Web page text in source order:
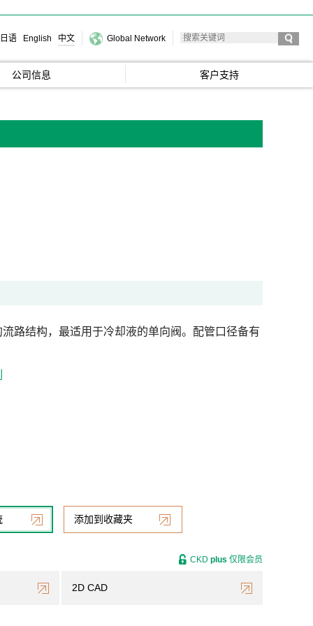
日语 English 中文 Global Network
公司信息 客户支持
路结构，最适用于冷却液的单向阀。配管口径备有
添加到收藏夹
2D CAD
CKD plus 仅限会员